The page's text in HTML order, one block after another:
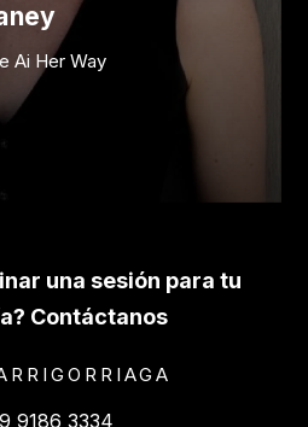
Ai Her Way
una sesión para tu
Contáctanos
9186 3334